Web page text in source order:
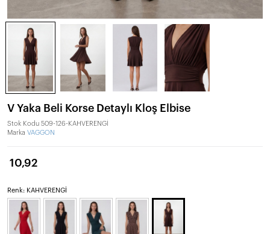
V Yaka Beli Korse Detaylı Kloş Elbise
Stok Kodu 509-126-KAHVERENGİ
Marka VAGGON
10,92
Renk: KAHVERENGİ